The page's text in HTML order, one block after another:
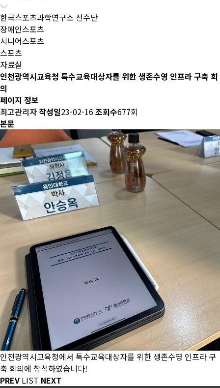
한국스포츠과학연구소 선수단
장애인스포츠
시니어스포츠
스포츠
자료실
인천광역시교육청 특수교육대상자를 위한 생존수영 인프라 구축 회
의
페이지 정보
최고관리자 작성일23-02-16조회수677회
본문
인천광역시교육청에서 특수교육대상자를 위한 생존수영 인프라 구
축 회의에 참석하였습니다!
PREV LIST NEXT